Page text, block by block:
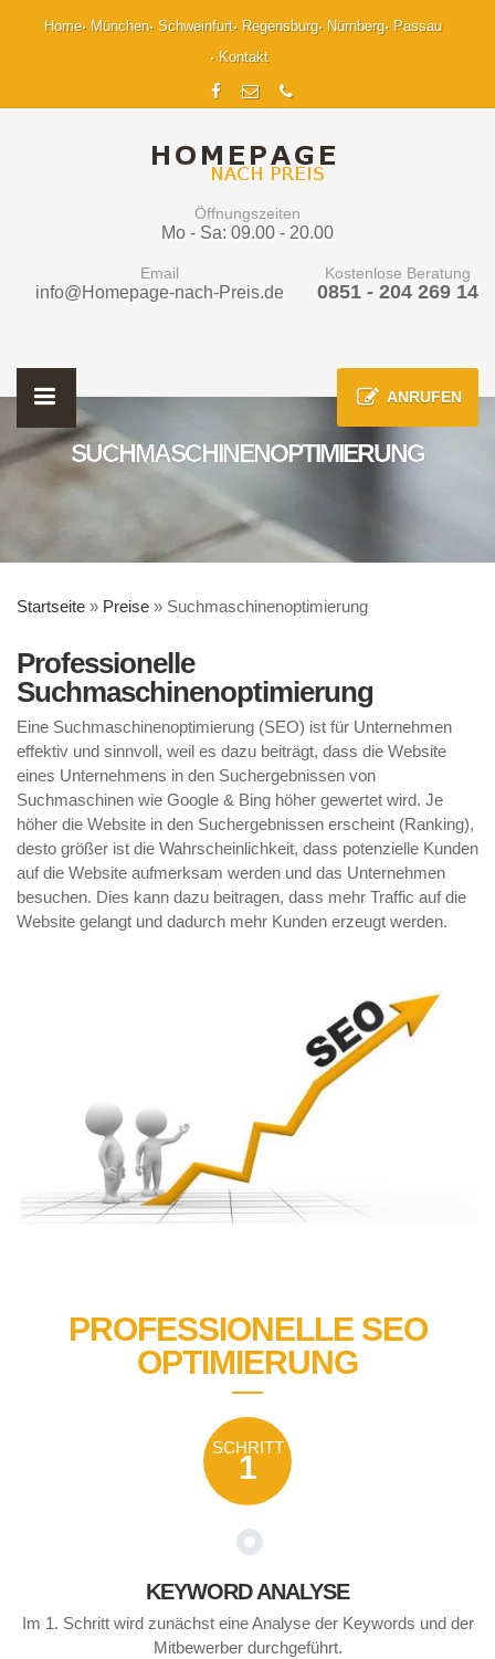
Home München Schweinfurt Regensburg Nürnberg
Passau
Kontakt
Öffnungszeiten
Mo - Sa: 09.00 - 20.00
Email
info@Homepage-nach-Preis.de
Kostenlose Beratung
0851 - 204 269 14
ANRUFEN
SUCHMASCHINENOPTIMIERUNG
Startseite » Preise » Suchmaschinenoptimierung
Professionelle
Suchmaschinenoptimierung
Eine Suchmaschinenoptimierung (SEO) ist für Unternehmen
effektiv und sinnvoll, weil es dazu beiträgt, dass die Website
eines Unternehmens in den Suchergebnissen von
Suchmaschinen wie Google & Bing höher gewertet wird. Je
höher die Website in den Suchergebnissen erscheint (Ranking),
desto größer ist die Wahrscheinlichkeit, dass potenzielle Kunden
auf die Website aufmerksam werden und das Unternehmen
besuchen. Dies kann dazu beitragen, dass mehr Traffic auf die
Website gelangt und dadurch mehr Kunden erzeugt werden.
PROFESSIONELLE SEO
OPTIMIERUNG
SCHRITT
1
KEYWORD ANALYSE
Im 1. Schritt wird zunächst eine Analyse der Keywords und der
Mitbewerber durchgeführt.